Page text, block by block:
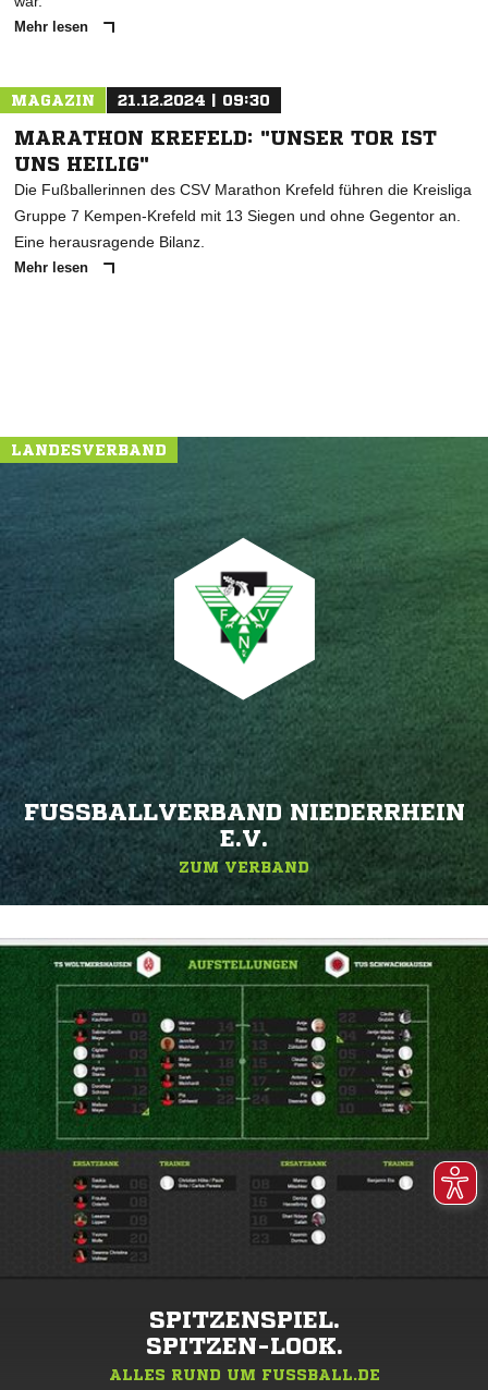
Mehr lesen
MAGAZIN 21.12.2024 | 09:30
MARATHON KREFELD: "UNSER TOR IST
UNS HEILIG"
Die Fußballerinnen des CSV Marathon Krefeld führen die Kreisliga
Gruppe 7 Kempen-Krefeld mit 13 Siegen und ohne Gegentor an.
Eine herausragende Bilanz.
Mehr lesen
LANDESVERBAND
FUSSBALLVERBAND NIEDERRHEIN E
.V.
ZUM VERBAND
SPITZENSPIEL.
SPITZEN-LOOK.
ALLES RUND UM FUSSBALL.DE